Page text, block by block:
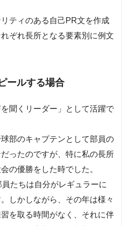
ティのある自己PR文を作成
ぞれ長所となる要素別に例文
ールする場合
聞くリーダー」として活躍で
部のキャプテンとして部員の
ったのですが、特に私の長所
の優勝をした時でした。
たちは自分がレギュラーに
しかしながら、その年は様々
を取る時間がなく、それに伴